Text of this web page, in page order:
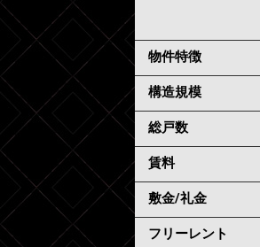
物件特徴
構造規模
総戸数
賃料
敷金/礼金
フリーレント